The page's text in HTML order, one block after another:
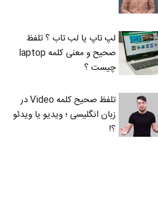
لپ تاپ یا لب تاب ؟ تلفظ
صحیح و معنی کلمه laptop
چیست ؟
تلفظ صحیح کلمه Video در
زبان انگلیسی ؛ ویدیو یا ویدئو
؟!